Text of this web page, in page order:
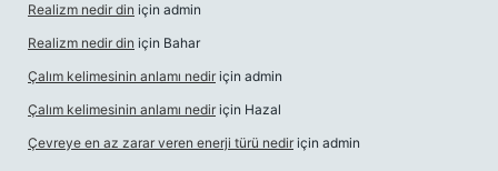
Realizm nedir din için admin
Realizm nedir din için Bahar
Çalım kelimesinin anlamı nedir için admin
Çalım kelimesinin anlamı nedir için Hazal
Çevreye en az zarar veren enerji türü nedir için admin